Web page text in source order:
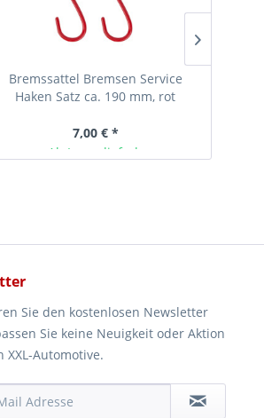
Bremssattel Bremsen Service
Haken Satz ca. 190 mm, rot
7,00 € *
Ab Lager lieferbar
Sie den kostenlosen Newsletter
Sie keine Neuigkeit oder Aktion
XXL-Automotive.